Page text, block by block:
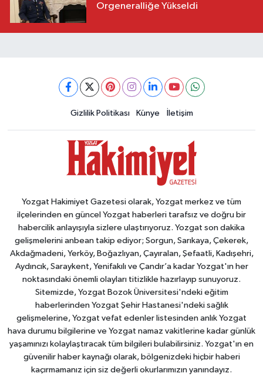
Orgeneralliğe Yükseldi
Gizlilik Politikası Künye İletişim
Yozgat Hakimiyet Gazetesi olarak, Yozgat merkez ve tüm
ilçelerinden en güncel Yozgat haberleri tarafsız ve doğru bir
habercilik anlayışıyla sizlere ulaştırıyoruz. Yozgat son dakika
gelişmelerini anbean takip ediyor; Sorgun, Sarıkaya, Çekerek,
Akdağmadeni, Yerköy, Boğazlıyan, Çayıralan, Şefaatli, Kadışehri,
Aydıncık, Saraykent, Yenifakılı ve Çandır’a kadar Yozgat'ın her
noktasındaki önemli olayları titizlikle hazırlayıp sunuyoruz.
Sitemizde, Yozgat Bozok Üniversitesi'ndeki eğitim
haberlerinden Yozgat Şehir Hastanesi'ndeki sağlık
gelişmelerine, Yozgat vefat edenler listesinden anlık Yozgat
hava durumu bilgilerine ve Yozgat namaz vakitlerine kadar günlük
yaşamınızı kolaylaştıracak tüm bilgileri bulabilirsiniz. Yozgat'ın en
güvenilir haber kaynağı olarak, bölgenizdeki hiçbir haberi
kaçırmamanız için siz değerli okurlarımızın yanındayız.